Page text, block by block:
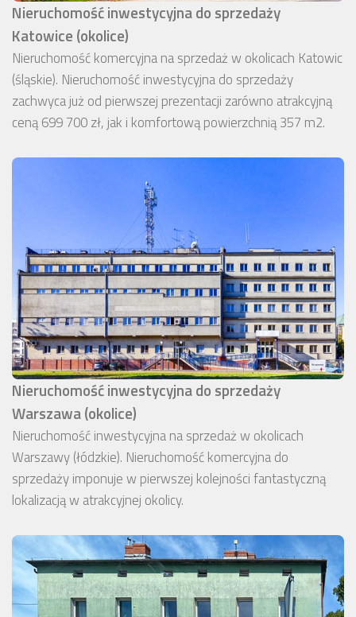
Nieruchomość inwestycyjna do sprzedaży
Katowice (okolice)
Nieruchomość komercyjna na sprzedaż w okolicach Katowic
(śląskie). Nieruchomość inwestycyjna do sprzedaży
zachwyca już od pierwszej prezentacji zarówno atrakcyjną
ceną 699 700 zł, jak i komfortową powierzchnią 357 m2.
Nieruchomość inwestycyjna do sprzedaży
Warszawa (okolice)
Nieruchomość inwestycyjna na sprzedaż w okolicach
Warszawy (łódzkie). Nieruchomość komercyjna do
sprzedaży imponuje w pierwszej kolejności fantastyczną
lokalizacją w atrakcyjnej okolicy.